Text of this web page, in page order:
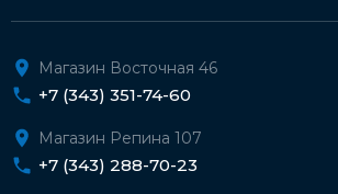
Магазин Восточная 46
+7 (343) 351-74-60
Магазин Репина 107
+7 (343) 288-70-23